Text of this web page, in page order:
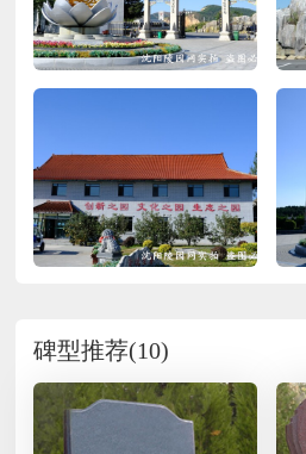
热情、真实、有问必
为客户服务。为方便
年，我园推出利民活
项免费方便服务并不
而且社会大众，如有
理。 永乐青山墓园
念先辈哀思，提供一
提供一个环境优雅的
是安先人之福局。服
描字、贴金、瓷像制
寄存骨灰。 5、免费
送）。 6、免费提供
节假日班车扫墓（每
组成： 市内办事处
碑型推荐(10)